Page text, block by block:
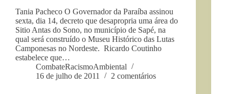
Tania Pacheco O Governador da Paraíba assinou
sexta, dia 14, decreto que desapropria uma área do
Sitio Antas do Sono, no município de Sapé, na
qual será construído o Museu Histórico das Lutas
Camponesas no Nordeste. Ricardo Coutinho
estabelece que…
CombateRacismoAmbiental
16 de julho de 2011
2 comentários